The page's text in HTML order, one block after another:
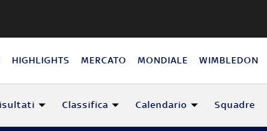
HIGHLIGHTS MERCATO MONDIALE WIMBLEDON
Classifica Calendario Squadre